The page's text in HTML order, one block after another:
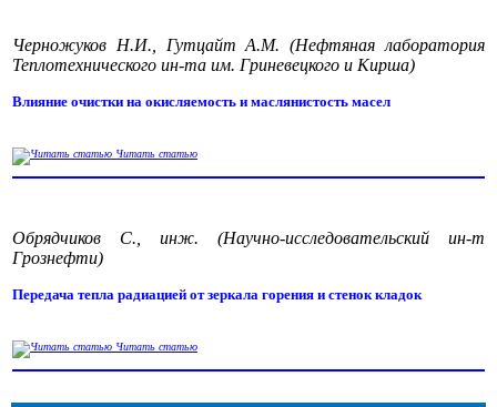
Черножуков Н.И., Гутцайт А.М. (Нефтяная лаборатория
Теплотехнического ин-та им. Гриневецкого и Кирша)
Влияние очистки на окисляемость и маслянистость масел
Читать статью
Обрядчиков С., инж. (Научно-исследовательский ин-т
Грознефти)
Передача тепла радиацией от зеркала горения и стенок кладок
Читать статью